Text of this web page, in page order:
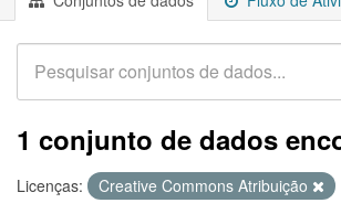
1 conjunto de dados
Licenças: Creative Commons Atribuição